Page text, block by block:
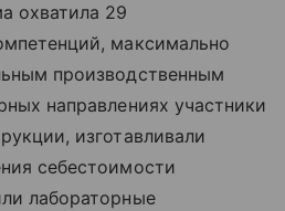
охватила 29
максимально
производственным
направлениях участники
изготавливали
себестоимости
лабораторные